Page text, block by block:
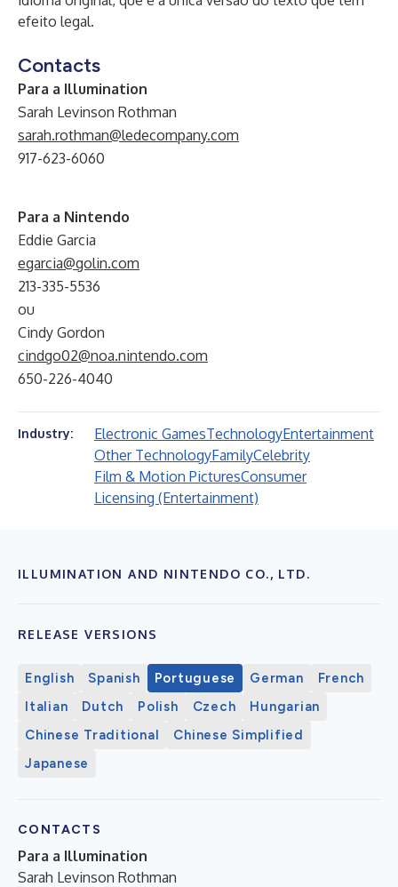
efeito legal.
Contacts
Para a Illumination
Sarah Levinson Rothman
sarah.rothman@ledecompany.com
917-623-6060
Para a Nintendo
Eddie Garcia
egarcia@golin.com
213-335-5536
ou
Cindy Gordon
cindgo02@noa.nintendo.com
650-226-4040
Industry: Electronic GamesTechnologyEntertainment
Other TechnologyFamilyCelebrity
Film & Motion PicturesConsumer
Licensing (Entertainment)
ILLUMINATION AND NINTENDO CO., LTD.
RELEASE VERSIONS
English Spanish Portuguese German
French
Italian
Dutch Polish Czech
Hungarian
Chinese Traditional
Chinese Simplified
Japanese
CONTACTS
Para a Illumination
Sarah Levinson Rothman